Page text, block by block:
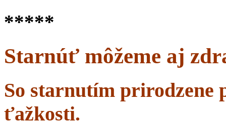
*****
Starnúť môžeme aj
So starnutím prirodzene
ťažkosti.